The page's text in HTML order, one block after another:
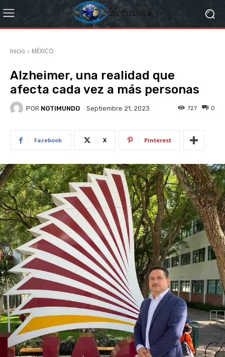
Inicio MÉXICO
Alzheimer, una realidad que
afecta cada vez a más personas
POR NOTIMUNDO Septiembre 21, 2023 0
727
Facebook X Pinterest